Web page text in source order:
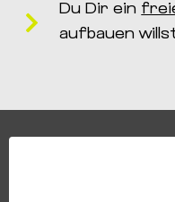
Du Dir ein
aufbauen